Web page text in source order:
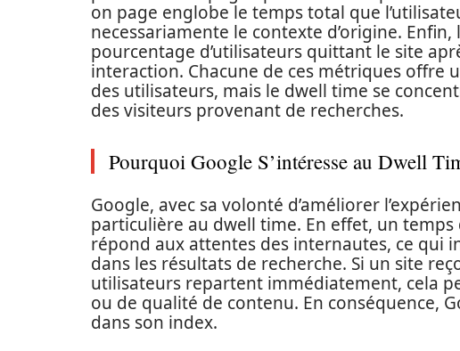
on page englobe le temps total que
necessariamente le contexte d’origine.
pourcentage d’utilisateurs quittant le site
interaction. Chacune de ces métriques offre
des utilisateurs, mais le dwell time se
des visiteurs provenant de recherches.
Pourquoi Google S’intéresse au Dwell
Google, avec sa volonté d’améliorer
particulière au dwell time. En effet, un
répond aux attentes des internautes, ce qui
dans les résultats de recherche. Si un site
utilisateurs repartent immédiatement, cela
ou de qualité de contenu. En conséquence,
dans son index.